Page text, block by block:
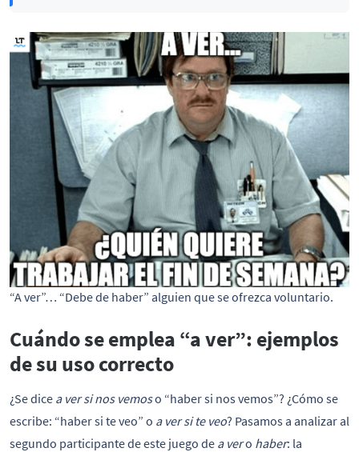
“A ver”… “Debe de haber” alguien que se ofrezca voluntario.
Cuándo se emplea “a ver”: ejemplos
de su uso correcto
¿Se dice a ver si nos vemoso “haber si nos vemos”? ¿Cómo se
escribe: “haber si te veo” o a ver si te veo? Pasamos a analizar al
segundo participante de este juego de a vero haber: la